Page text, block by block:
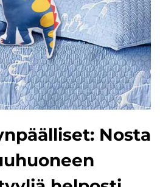
Nosta